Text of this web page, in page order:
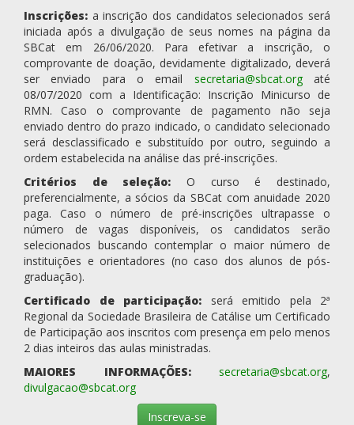
Inscrições: a inscrição dos candidatos selecionados será
iniciada após a divulgação de seus nomes na página da
SBCat em 26/06/2020. Para efetivar a inscrição, o
comprovante de doação, devidamente digitalizado, deverá
ser enviado para o email secretaria@sbcat.orgaté
08/07/2020 com a Identificação: Inscrição Minicurso de
RMN. Caso o comprovante de pagamento não seja
enviado dentro do prazo indicado, o candidato selecionado
será desclassificado e substituído por outro, seguindo a
ordem estabelecida na análise das pré-inscrições.
Critérios de seleção: O curso é destinado,
preferencialmente, a sócios da SBCat com anuidade 2020
paga. Caso o número de pré-inscrições ultrapasse o
número de vagas disponíveis, os candidatos serão
selecionados buscando contemplar o maior número de
instituições e orientadores (no caso dos alunos de pós-
graduação).
Certificado de participação: será emitido pela 2ª
Regional da Sociedade Brasileira de Catálise um Certificado
de Participação aos inscritos com presença em pelo menos
2 dias inteiros das aulas ministradas.
MAIORES INFORMAÇÕES:
secretaria@sbcat.org,
divulgacao@sbcat.org
Inscreva-se